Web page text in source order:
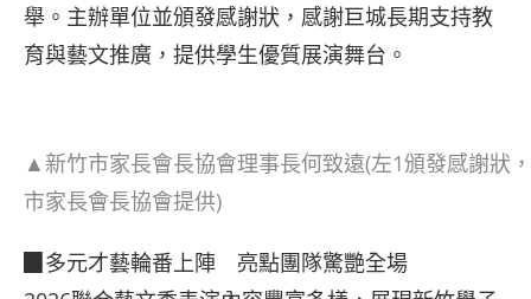
舉。主辦單位並頒發感謝狀，感謝巨城長期支持教
育與藝文推廣，提供學生優質展演舞台。
▲新竹市家長會長協會理事長何致遠(左1頒發感謝狀
市家長會長協會提供)
▉多元才藝輪番上陣 亮點團隊驚艷全場